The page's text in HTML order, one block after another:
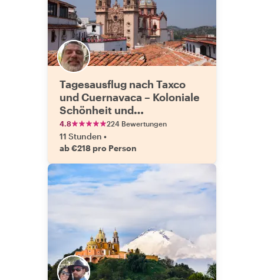
Tagesausflug nach Taxco
und Cuernavaca – Koloniale
Schönheit und
Silbertraditionen
4.8 224 Bewertungen
11 Stunden •
ab €218 pro Person